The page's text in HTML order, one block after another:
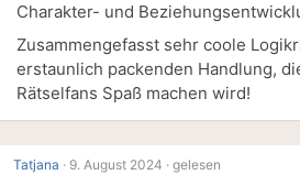
Charakter- und
Zusammengefasst sehr coole
erstaunlich packenden Handlung,
Rätselfans Spaß machen wird!
Tatjana · 9. August 2024 · gelesen